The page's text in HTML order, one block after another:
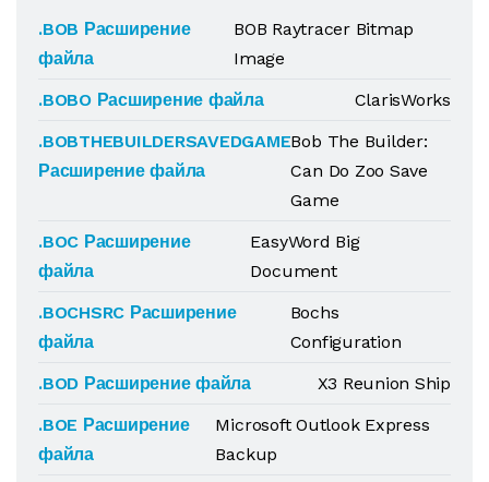
.BOB Расширение
файла
BOB Raytracer Bitmap
Image
.BOBO Расширение файла
ClarisWorks
.BOBTHEBUILDERSAVEDGAME
Расширение файла
Bob The Builder:
Can Do Zoo Save
Game
.BOC Расширение
файла
EasyWord Big
Document
.BOCHSRC Расширение
файла
Bochs
Configuration
.BOD Расширение файла
X3 Reunion Ship
.BOE Расширение
файла
Microsoft Outlook Express
Backup